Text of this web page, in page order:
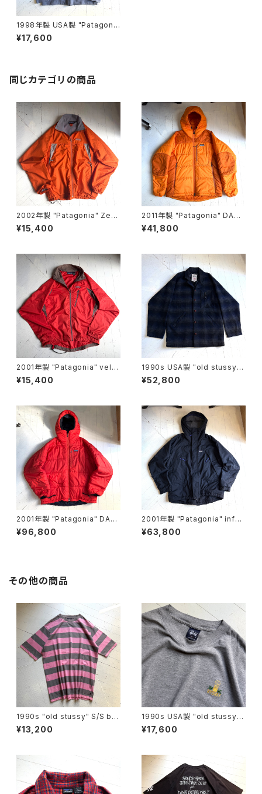
1998年製 USA製 "Patagoni
a" EL capilene jacket
¥17,600
同じカテゴリの商品
2002年製 "Patagonia" Zep
hur jacket
¥15,400
2011年製 "Patagonia" DAS
PARKA
¥41,800
2001年製 "Patagonia" velo
city O2 jacket
¥15,400
1990s USA製 "old stussy"
omble check jacket
¥52,800
2001年製 "Patagonia" DAS
PARKA
¥96,800
2001年製 "Patagonia" infur
no jacket
¥63,800
その他の商品
1990s "old stussy" S/S bo
arder T-shirt
¥13,200
1990s USA製 "old stussy"
S/S T-shirt
¥17,600